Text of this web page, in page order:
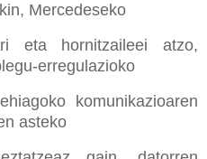
Mercedeseko
eta hornitzaileei atzo,
erregulazioko
komunikazioaren
asteko